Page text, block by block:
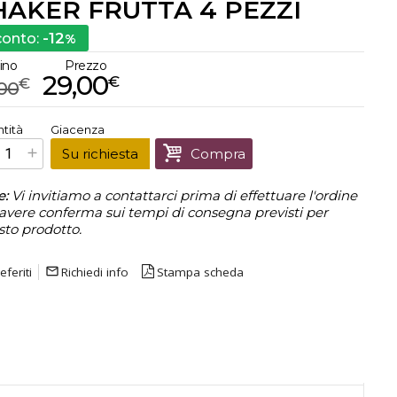
FRUTTA 4 PEZZI
-12%
€
Prezzo
€
29,00
Prezzo finale:€29,00
Giacenza
Su richiesta Compra
Vi invitiamo a contattarci prima di effettuare l'ordine
conferma sui tempi di consegna previsti per
prodotto.
mail_outline Richiedi info Stampa scheda